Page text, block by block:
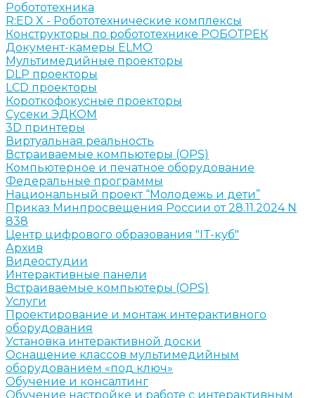
Робототехника
R:ED X - Робототехнические комплексы
Конструкторы по робототехнике РОБОТРЕК
Документ-камеры ELMO
Мультимедийные проекторы
DLP проекторы
LCD проекторы
Короткофокусные проекторы
Сусеки ЭДКОМ
3D принтеры
Виртуальная реальность
Встраиваемые компьютеры (OPS)
Компьютерное и печатное оборудование
Федеральные программы
Национальный проект “Молодежь и дети”
Приказ Минпросвещения России от 28.11.2024 N
838
Центр цифрового образования "IT-куб"
Архив
Видеостудии
Интерактивные панели
Встраиваемые компьютеры (OPS)
Услуги
Проектирование и монтаж интерактивного
оборудования
Установка интерактивной доски
Оснащение классов мультимедийным
оборудованием «под ключ»
Обучение и консалтинг
Обучение настройке и работе с интерактивным